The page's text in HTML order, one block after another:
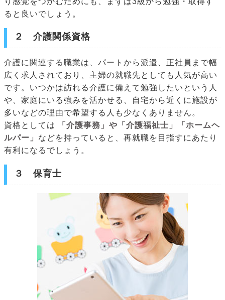
ると良いでしょう。
２ 介護関係資格
介護に関連する職業は、パートから派遣、正社員まで幅
広く求人されており、主婦の就職先としても人気が高い
です。いつかは訪れる介護に備えて勉強したいという人
や、家庭にいる強みを活かせる、自宅から近くに施設が
多いなどの理由で希望する人も少なくありません。
資格としては
「介護事務」や「介護福祉士」「ホームヘ
ルパー」 などを持っていると、再就職を目指すにあたり
有利になるでしょう。
３ 保育士